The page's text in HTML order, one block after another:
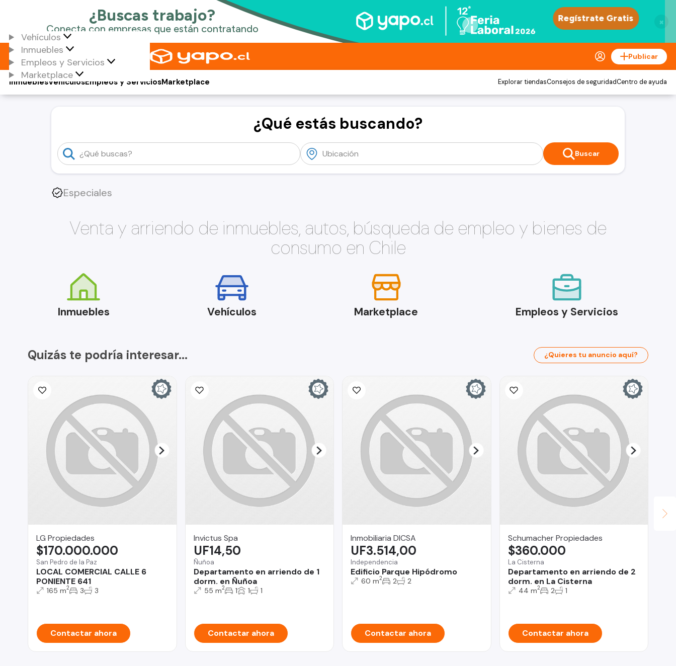
×
Vehículos
Inmuebles
Empleos y Servicios
Marketplace
Publicar
Vehículos
Inmuebles Empleos y ServiciosMarketplace Explorar tiendasConsejos de seguridadCentro de ayuda
¿Qué estás buscando?
Buscar
Especiales
Venta y arriendo de inmuebles, autos, búsqueda de empleo y bienes de
consumo en Chile
Inmuebles Vehículos Marketplace Empleos y Servicios
Quizás te podría interesar... ¿Quieres tu anuncio aquí?
LG Propiedades
San Pedro de la Paz
LOCAL COMERCIAL CALLE 6
PONIENTE 641
$170.000.000
165 m2 3 3
Contactar ahora
Invictus Spa
Ñuñoa
Departamento en arriendo de 1
dorm. en Ñuñoa
UF14,50
55 m2 1 1 1
Contactar ahora
Inmobiliaria DICSA
Independencia
Edificio Parque Hipódromo
UF3.514,00
60 m2 2 2
Contactar ahora
Schumacher Propiedades
La Cisterna
Departamento en arriendo de 2
dorm. en La Cisterna
$360.000
44 m2 2 1
Contactar ahora